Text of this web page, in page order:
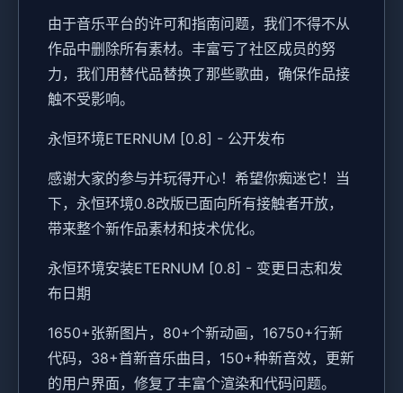
由于音乐平台的许可和指南问题，我们不得不从
作品中删除所有素材。丰富亏了社区成员的努
力，我们用替代品替换了那些歌曲，确保作品接
触不受影响。
永恒环境ETERNUM [0.8] - 公开发布
感谢大家的参与并玩得开心！希望你痴迷它！当
下，永恒环境0.8改版已面向所有接触者开放，
带来整个新作品素材和技术优化。
永恒环境安装ETERNUM [0.8] - 变更日志和发
布日期
1650+张新图片，80+个新动画，16750+行新
代码，38+首新音乐曲目，150+种新音效，更新
的用户界面，修复了丰富个渲染和代码问题。